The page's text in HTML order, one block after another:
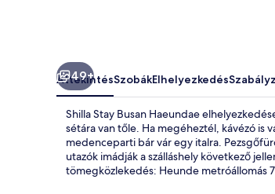
49+
ÁttekintésSzobákElhelyezkedés
Shilla Stay Busan Haeundae
sétára van tőle. Ha megéheztél, kávézó
medenceparti bár vár egy italra.
utazók imádják a szálláshely következő
tömegközlekedés: Heunde metróállomás